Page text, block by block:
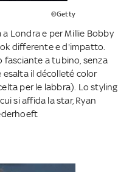
©Getty
a Londra e per Millie Bobby
differente e d'impatto.
fasciante a tubino, senza
il décolleté color
per le labbra). Lo styling
si affida la star, Ryan